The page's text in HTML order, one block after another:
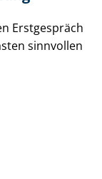
Erstgespräch
sinnvollen